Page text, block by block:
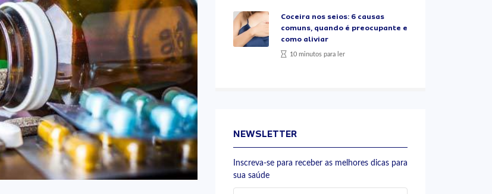
Coceira nos seios: 6 causas
comuns, quando é preocupante e
como aliviar
10 minutos para ler
NEWSLETTER
Inscreva-se para receber as melhores dicas para
sua saúde